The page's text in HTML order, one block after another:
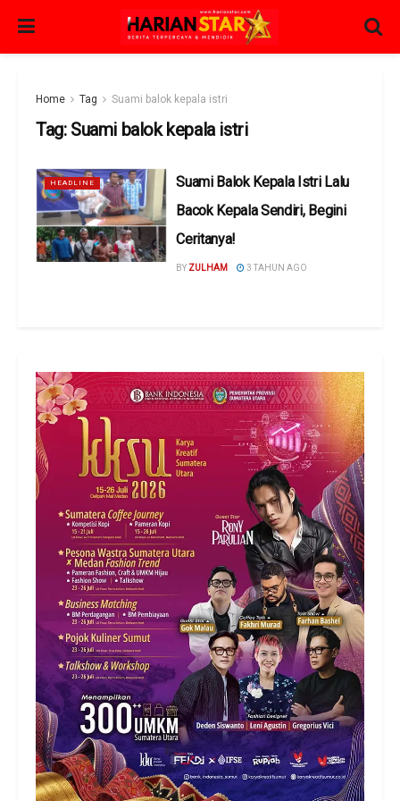
Home Tag Suami balok kepala istri
Tag: Suami balok kepala istri
HEADLINE
Suami Balok Kepala Istri Lalu
Bacok Kepala Sendiri, Begini
Ceritanya!
BY ZULHAM 3 TAHUN AGO